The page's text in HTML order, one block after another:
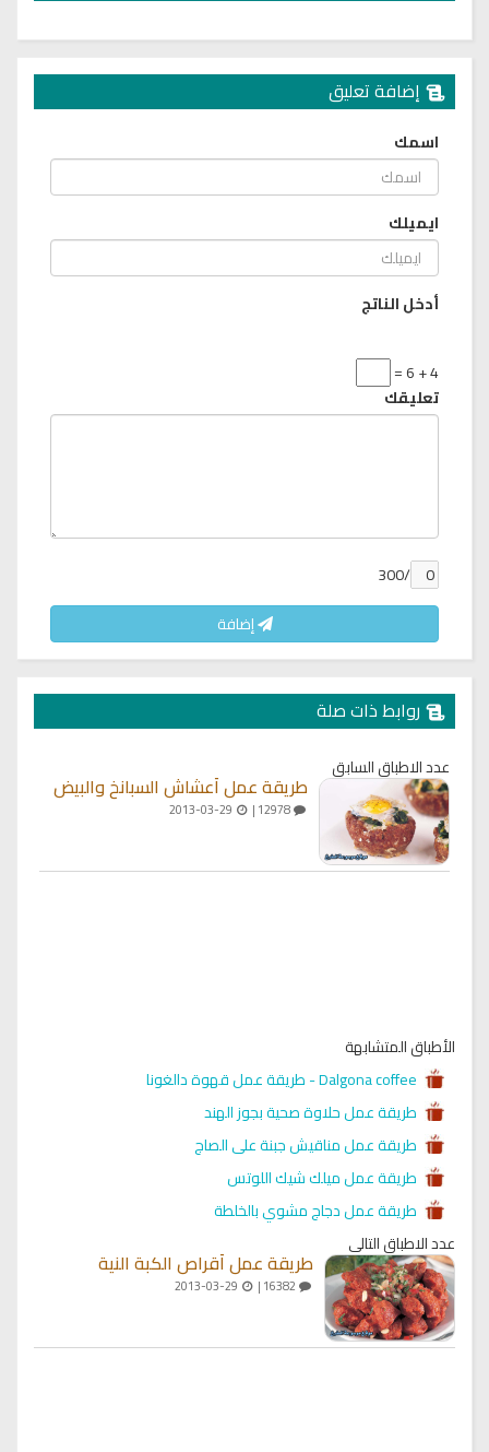
إضافة تعليق
اسمك
ايميلك
أدخل الناتج
4 + 6 =
تعليقك
/300
إضافة
روابط ذات صلة
عدد الاطباق السابق
طريقة عمل أعشاش السبانخ والبيض
12978 |
الأطباق المتشابهة
Dalgona coffee - طريقة عمل قهوة دالغونا
طريقة عمل حلاوة صحية بجوز الهند
طريقة عمل مناقيش جبنة على الصاج
طريقة عمل ميلك شيك اللوتس
طريقة عمل دجاج مشوي بالخلطة
عدد الاطباق التالي
طريقة عمل أقراص الكبة النية